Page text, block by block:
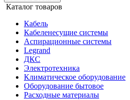
Каталог товаров
Кабель
Кабеленесущие системы
Аспирационные системы
Legrand
ДКС
Электротехника
Климатическое оборудование
Оборудование бытовое
Расходные материалы